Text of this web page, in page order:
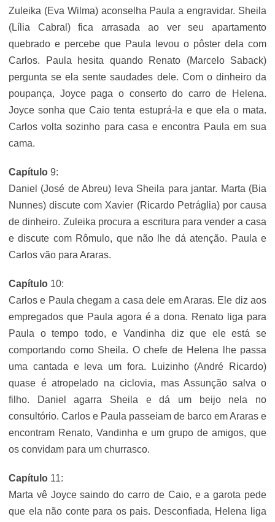
Zuleika (Eva Wilma) aconselha Paula a engravidar. Sheila
(Lília Cabral) fica arrasada ao ver seu apartamento
quebrado e percebe que Paula levou o pôster dela com
Carlos. Paula hesita quando Renato (Marcelo Saback)
pergunta se ela sente saudades dele. Com o dinheiro da
poupança, Joyce paga o conserto do carro de Helena.
Joyce sonha que Caio tenta estuprá-la e que ela o mata.
Carlos volta sozinho para casa e encontra Paula em sua
cama.
Capítulo 9:
Daniel (José de Abreu) leva Sheila para jantar. Marta (Bia
Nunnes) discute com Xavier (Ricardo Petráglia) por causa
de dinheiro. Zuleika procura a escritura para vender a casa
e discute com Rômulo, que não lhe dá atenção. Paula e
Carlos vão para Araras.
Capítulo 10:
Carlos e Paula chegam a casa dele em Araras. Ele diz aos
empregados que Paula agora é a dona. Renato liga para
Paula o tempo todo, e Vandinha diz que ele está se
comportando como Sheila. O chefe de Helena lhe passa
uma cantada e leva um fora. Luizinho (André Ricardo)
quase é atropelado na ciclovia, mas Assunção salva o
filho. Daniel agarra Sheila e dá um beijo nela no
consultório. Carlos e Paula passeiam de barco em Araras e
encontram Renato, Vandinha e um grupo de amigos, que
os convidam para um churrasco.
Capítulo 11:
Marta vê Joyce saindo do carro de Caio, e a garota pede
que ela não conte para os pais. Desconfiada, Helena liga